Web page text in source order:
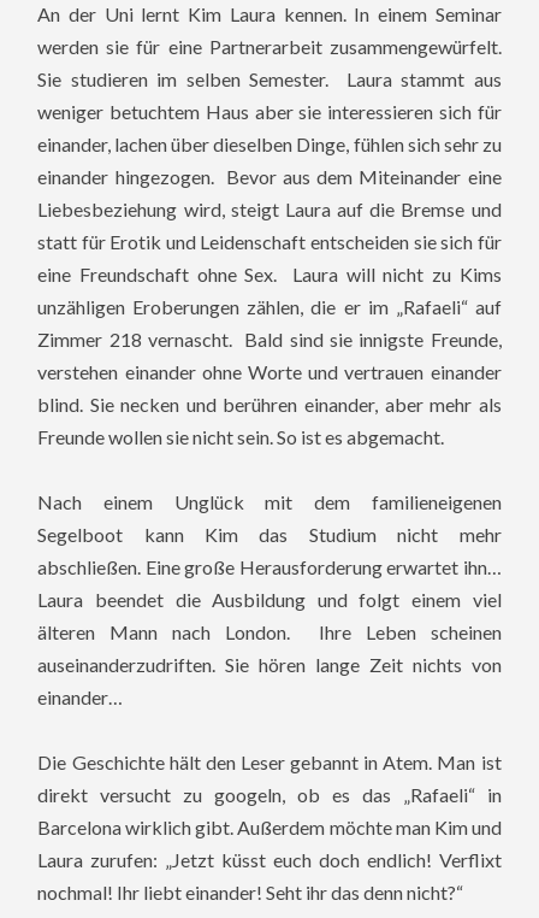
An der Uni lernt Kim Laura kennen. In einem Seminar
werden sie für eine Partnerarbeit zusammengewürfelt.
Sie studieren im selben Semester. Laura stammt aus
weniger betuchtem Haus aber sie interessieren sich für
einander, lachen über dieselben Dinge, fühlen sich sehr zu
einander hingezogen. Bevor aus dem Miteinander eine
Liebesbeziehung wird, steigt Laura auf die Bremse und
statt für Erotik und Leidenschaft entscheiden sie sich für
eine Freundschaft ohne Sex. Laura will nicht zu Kims
unzähligen Eroberungen zählen, die er im „Rafaeli“ auf
Zimmer 218 vernascht. Bald sind sie innigste Freunde,
verstehen einander ohne Worte und vertrauen einander
blind. Sie necken und berühren einander, aber mehr als
Freunde wollen sie nicht sein. So ist es abgemacht.
Nach einem Unglück mit dem familieneigenen
Segelboot kann Kim das Studium nicht mehr
abschließen. Eine große Herausforderung erwartet ihn…
Laura beendet die Ausbildung und folgt einem viel
älteren Mann nach London. Ihre Leben scheinen
auseinanderzudriften. Sie hören lange Zeit nichts von
einander…
Die Geschichte hält den Leser gebannt in Atem. Man ist
direkt versucht zu googeln, ob es das „Rafaeli“ in
Barcelona wirklich gibt. Außerdem möchte man Kim und
Laura zurufen: „Jetzt küsst euch doch endlich! Verflixt
nochmal! Ihr liebt einander! Seht ihr das denn nicht?“